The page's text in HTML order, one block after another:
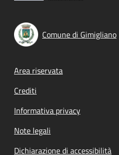
Comune di Gimigliano
Footer menu
Area riservata
Crediti
Informativa privacy
Note legali
Dichiarazione di accessibilità